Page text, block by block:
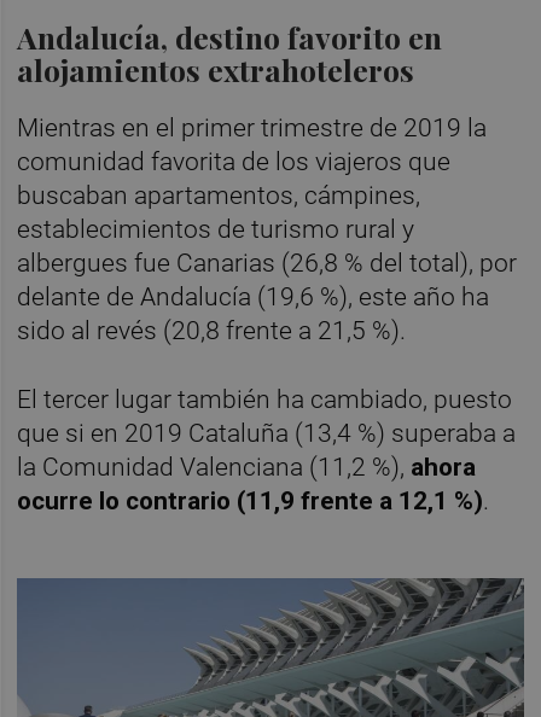
Andalucía, destino favorito en
alojamientos extrahoteleros
Mientras en el primer trimestre de 2019 la
comunidad favorita de los viajeros que
buscaban apartamentos, cámpines,
establecimientos de turismo rural y
albergues fue Canarias (26,8 % del total), por
delante de Andalucía (19,6 %), este año ha
sido al revés (20,8 frente a 21,5 %).
El tercer lugar también ha cambiado, puesto
que si en 2019 Cataluña (13,4 %) superaba a
la Comunidad Valenciana (11,2 %), ahora
ocurre lo contrario (11,9 frente a 12,1 %).